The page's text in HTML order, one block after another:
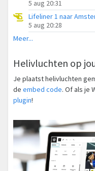
5 aug 20:31
Lifeliner 1 naar
5 aug 20:28
Meer...
Helivluchten op
Je plaatst helivluchten
de embed code. Of als je
plugin!